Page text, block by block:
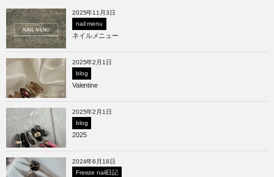
2025年11月3日
nail menu
ネイルメニュー
2025年2月1日
blog
Valentine
2025年2月1日
blog
2025
2024年6月18日
Freeze nail日記